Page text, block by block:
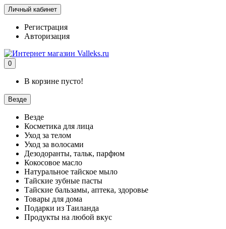
Личный кабинет
Регистрация
Авторизация
0
В корзине пусто!
Везде
Везде
Косметика для лица
Уход за телом
Уход за волосами
Дезодоранты, тальк, парфюм
Кокосовое масло
Натуральное тайское мыло
Тайские зубные пасты
Тайские бальзамы, аптека, здоровье
Товары для дома
Подарки из Таиланда
Продукты на любой вкус